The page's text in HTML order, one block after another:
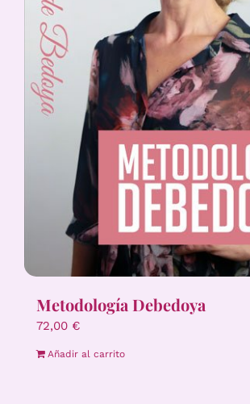
Metodología Debedoya
72,00 €
Añadir al carrito